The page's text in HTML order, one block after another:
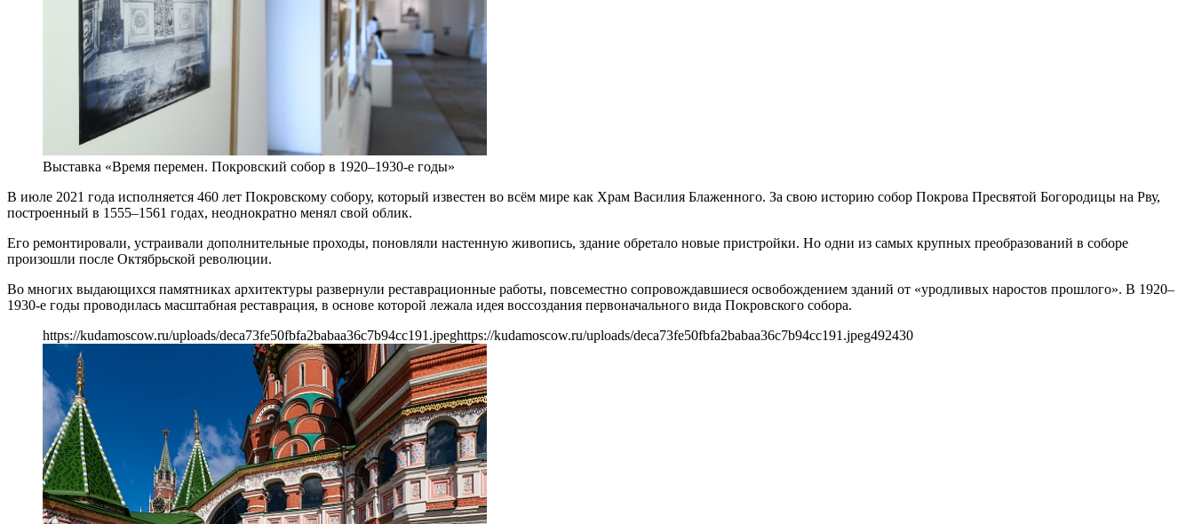
Выставка «Время перемен. Покровский собор в 1920–1930-е годы»
В июле 2021 года исполняется 460 лет Покровскому собору, который известен во всём мире как Храм Василия Блаженного. За свою историю собор Покрова Пресвятой Богородицы на Рву,
построенный в 1555–1561 годах, неоднократно менял свой облик.
Его ремонтировали, устраивали дополнительные проходы, поновляли настенную живопись, здание обретало новые пристройки. Но одни из самых крупных преобразований в соборе
произошли после Октябрьской революции.
Во многих выдающихся памятниках архитектуры развернули реставрационные работы, повсеместно сопровождавшиеся освобождением зданий от «уродливых наростов прошлого». В 1920–
1930-е годы проводилась масштабная реставрация, в основе которой лежала идея воссоздания первоначального вида Покровского собора.
https://kudamoscow.ru/uploads/deca73fe50fbfa2babaa36c7b94cc191.jpeghttps://kudamoscow.ru/uploads/deca73fe50fbfa2babaa36c7b94cc191.jpeg492430